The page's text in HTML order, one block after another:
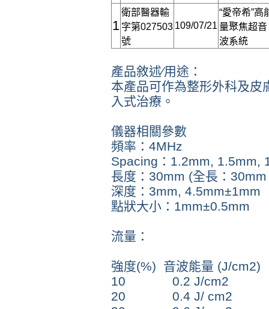
1
衛部醫器輸
字第027503
號
109/07/21
“愛帝希”高
量聚焦超音
波系統
產品敘述∕用途：
本產品可作為整形外科及皮
入式治療。
儀器相關參數
頻率：4MHz
Spacing：1.2mm, 1.5mm,
長度：30mm (全長：
深度：3mm, 4.5mm±1mm
點狀大小：1mm±0.5mm
流量：
強度(%) 音波能量 (J/cm2)
10 0.2 J/cm2
20 0.4 J/ cm2